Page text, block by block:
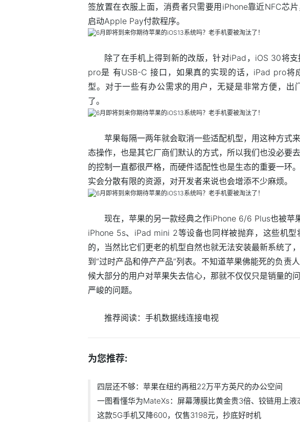
签放置在衣服上面，消费者只需要用iPhone靠近NFC芯
启动Apple Pay付款程序。
除了在手机上得到新的改版，针对iPad，iOS 30将
pro是 有USB-C 接口，如果真的实现的话，iPad pro将
型。对于一些有办公需求的用户，无疑是非常方便，出
了。
苹果每隔一两年就会取消一些适配机型，用这种方式
态操作，也是其它厂商们默认的方式，所以我们也没必要
的控制一直都很严格，而硬件适配性也是生态的重要一环
实会分散有限的资源，对开发者来说也会增添不少麻烦。
现在，苹果的另一款经典之作iPhone 6/6 Plus也被苹
iPhone 5s、iPad mini 2等设备也同样被抛弃，这些机型
的，当然比它们更老的机型自然也就无法安装最新系统了
到“过时产品和停产产品”列表。不知道苹果佛能死的负责
候大部分的用户对苹果失去信心，那就不仅仅只是销量的
严峻的问题。
推荐阅读： 手机数据线连接电视
为您推荐:
四层还不够：苹果在纽约再租22万平方英尺的办公空间
一图看懂华为MateXs：屏幕薄膜比黄金贵3倍、铰链用上液
这款5G手机又降600，仅售3198元，抄底好时机